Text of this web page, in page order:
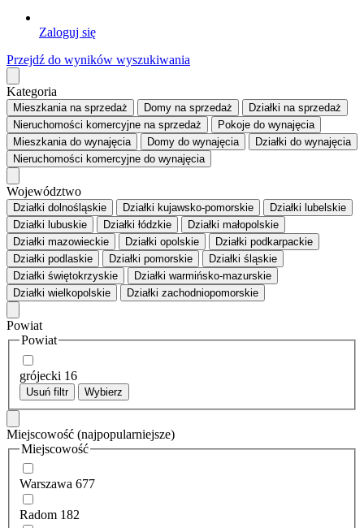
Zaloguj się
Przejdź do wyników wyszukiwania
Kategoria
Mieszkaniana sprzedaż Domy na sprzedaż Działki na sprzedaż
Nieruchomości komercyjne na sprzedaż Pokoje do wynajęcia
Mieszkaniado wynajęcia Domy do wynajęcia Działki do wynajęcia
Nieruchomości komercyjne do wynajęcia
Województwo
Działki dolnośląskie Działki kujawsko-pomorskie
Działki lubelskie
Działki lubuskie
Działki łódzkie
Działki małopolskie
Działki mazowieckie
Działki opolskie
Działki podkarpackie
Działki podlaskie
Działki pomorskie
Działki śląskie
Działki świętokrzyskie
Działki warmińsko-mazurskie
Działki wielkopolskie
Działki zachodniopomorskie
Powiat
Powiat
grójecki 16
Usuń filtr Wybierz
Miejscowość (najpopularniejsze)
Miejscowość
Warszawa 677
Radom 182